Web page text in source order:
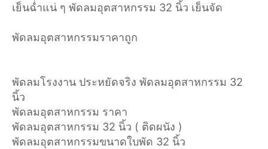
เย็นฉ่ำแน่ ๆ พัดลมอุตสาหกรรม 32 นิ้ว เย็นจัด
พัดลมอุตสาหกรรมราคาถูก
พัดลมโรงงาน ประหยัดจริง พัดลมอุตสาหกรรม 32
นิ้ว
พัดลมอุตสาหกรรม ราคา
พัดลมอุตสาหกรรม 32 นิ้ว ( ติดผนัง )
พัดลมอุตสาหกรรมขนาดใบพัด 32 นิ้ว